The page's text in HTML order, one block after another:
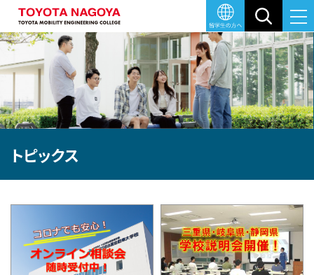
学校紹介
メッセージ・沿革
大切にしていること
学科・コース
高度自動車工学科高度
車体整備専攻科
進学イメージ
教育環境
就職について
キャンパスライフ
学校イベント
入学情報
各種制度・奨学金
オープンキャンパス
WEB出願（AO以外）の
トップ TOPICS
トピックス